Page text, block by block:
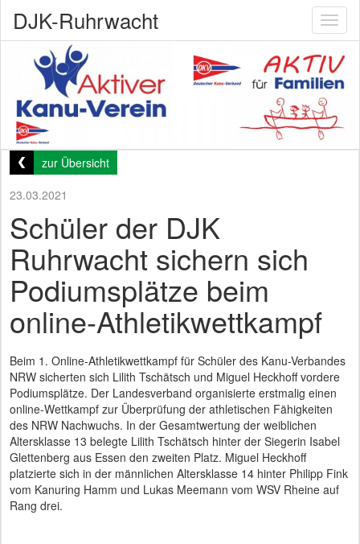
DJK-Ruhrwacht
zur Übersicht
23.03.2021
Schüler der DJK
Ruhrwacht sichern sich
Podiumsplätze beim
online-Athletikwettkampf
Beim 1. Online-Athletikwettkampf für Schüler des Kanu-Verbandes
NRW sicherten sich Lilith Tschätsch und Miguel Heckhoff vordere
Podiumsplätze. Der Landesverband organisierte erstmalig einen
online-Wettkampf zur Überprüfung der athletischen Fähigkeiten
des NRW Nachwuchs. In der Gesamtwertung der weiblichen
Altersklasse 13 belegte Lilith Tschätsch hinter der Siegerin Isabel
Glettenberg aus Essen den zweiten Platz. Miguel Heckhoff
platzierte sich in der männlichen Altersklasse 14 hinter Philipp Fink
vom Kanuring Hamm und Lukas Meemann vom WSV Rheine auf
Rang drei.